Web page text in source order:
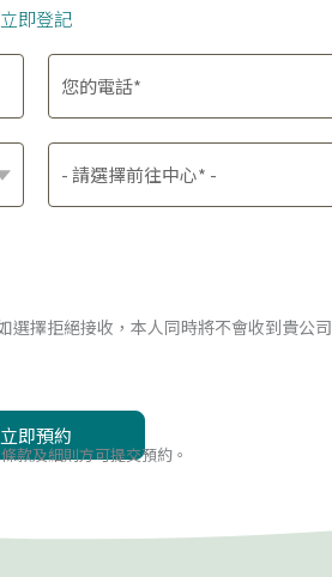
立即登記
選擇拒絕接收，本人同時將不會收到貴公
款及細則方可提交預約。